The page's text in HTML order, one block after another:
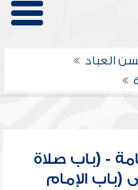
العباد
- (باب صلاة
(باب الإمام